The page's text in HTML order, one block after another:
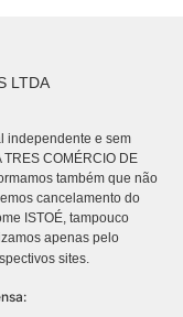
LTDA
independente e sem
COMÉRCIO DE
também que não
cancelamento do
ISTOÉ, tampouco
apenas pelo
sites.